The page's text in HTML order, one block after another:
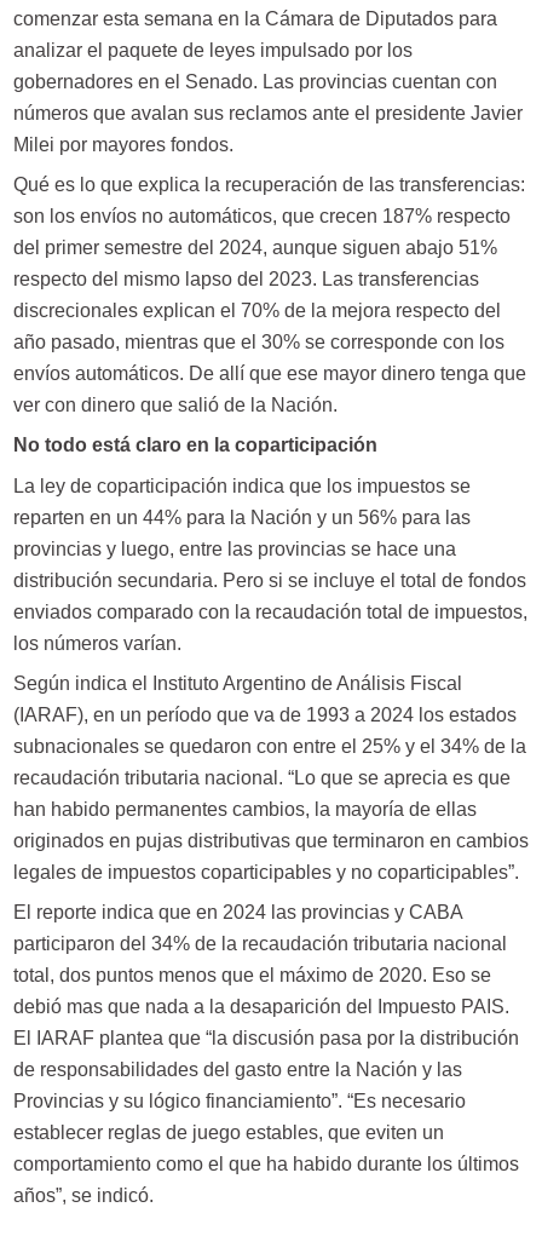
comenzar esta semana en la Cámara de Diputados para
analizar el paquete de leyes impulsado por los
gobernadores en el Senado. Las provincias cuentan con
números que avalan sus reclamos ante el presidente Javier
Milei por mayores fondos.
Qué es lo que explica la recuperación de las transferencias:
son los envíos no automáticos, que crecen 187% respecto
del primer semestre del 2024, aunque siguen abajo 51%
respecto del mismo lapso del 2023. Las transferencias
discrecionales explican el 70% de la mejora respecto del
año pasado, mientras que el 30% se corresponde con los
envíos automáticos. De allí que ese mayor dinero tenga que
ver con dinero que salió de la Nación.
No todo está claro en la coparticipación
La ley de coparticipación indica que los impuestos se
reparten en un 44% para la Nación y un 56% para las
provincias y luego, entre las provincias se hace una
distribución secundaria. Pero si se incluye el total de fondos
enviados comparado con la recaudación total de impuestos,
los números varían.
Según indica el Instituto Argentino de Análisis Fiscal
(IARAF), en un período que va de 1993 a 2024 los estados
subnacionales se quedaron con entre el 25% y el 34% de la
recaudación tributaria nacional. “Lo que se aprecia es que
han habido permanentes cambios, la mayoría de ellas
originados en pujas distributivas que terminaron en cambios
legales de impuestos coparticipables y no coparticipables”.
El reporte indica que en 2024 las provincias y CABA
participaron del 34% de la recaudación tributaria nacional
total, dos puntos menos que el máximo de 2020. Eso se
debió mas que nada a la desaparición del Impuesto PAIS.
El IARAF plantea que “la discusión pasa por la distribución
de responsabilidades del gasto entre la Nación y las
Provincias y su lógico financiamiento”. “Es necesario
establecer reglas de juego estables, que eviten un
comportamiento como el que ha habido durante los últimos
años”, se indicó.